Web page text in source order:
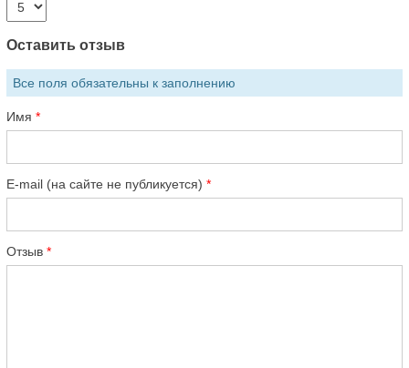
Оставить отзыв
Все поля обязательны к заполнению
Имя
E-mail (на сайте не публикуется)
Отзыв